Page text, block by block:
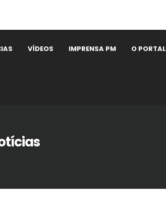
VÍDEOS IMPRENSA PM O PORTAL